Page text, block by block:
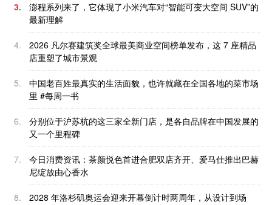
3.
澎程系列来了，它体现了小米汽车对“智能可变大空间 SUV”的
最新理解
4.
2026 凡尔赛建筑奖全球最美商业空间榜单发布，这 7 座精品
店重塑了城市景观
5.
中国老百姓最真实的生活面貌，也许就藏在全国各地的菜市场
里 #每周一书
6.
分别位于沪苏杭的这三家全新门店，是各自品牌在中国发展的
又一个里程碑
7.
今日消费资讯：茶颜悦色首进合肥双店齐开、爱马仕推出巴赫
尼绽放由心香水
8.
2028 年洛杉矶奥运会迎来开幕倒计时两周年，从设计到场